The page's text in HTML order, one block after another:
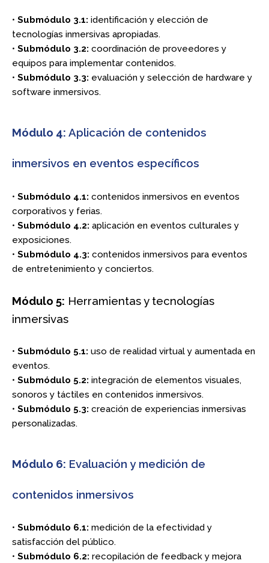
• Submódulo 3.1: identificación y elección de
tecnologías inmersivas apropiadas.
• Submódulo 3.2: coordinación de proveedores y
equipos para implementar contenidos.
• Submódulo 3.3: evaluación y selección de hardware y
software inmersivos.
Módulo 4: Aplicación de contenidos
inmersivos en eventos específicos
• Submódulo 4.1: contenidos inmersivos en eventos
corporativos y ferias.
• Submódulo 4.2: aplicación en eventos culturales y
exposiciones.
• Submódulo 4.3: contenidos inmersivos para eventos
de entretenimiento y conciertos.
Módulo 5: Herramientas y tecnologías
inmersivas
• Submódulo 5.1: uso de realidad virtual y aumentada en
eventos.
• Submódulo 5.2: integración de elementos visuales,
sonoros y táctiles en contenidos inmersivos.
• Submódulo 5.3: creación de experiencias inmersivas
personalizadas.
Módulo 6: Evaluación y medición de
contenidos inmersivos
• Submódulo 6.1: medición de la efectividad y
satisfacción del público.
• Submódulo 6.2: recopilación de feedback y mejora